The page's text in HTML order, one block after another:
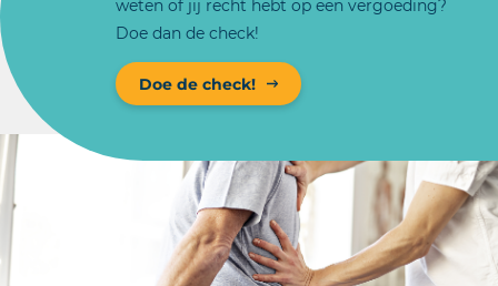
weten of jij recht hebt op een vergoeding?
Doe dan de check!
Doe de check!